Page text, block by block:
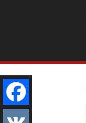
Facebook